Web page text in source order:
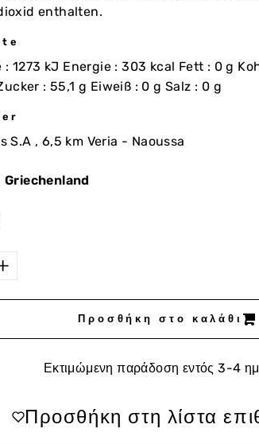
enthalten.
: 1273 kJ Energie : 303 kcal Fett : 0 g
: 55,1 g Eiweiß : 0 g Salz : 0 g
S.A , 6,5 km Veria - Naoussa
+
Προσθήκη στο καλάθι
Εκτιμώμενη παράδοση εντός 3-4
Προσθήκη στη λίστα